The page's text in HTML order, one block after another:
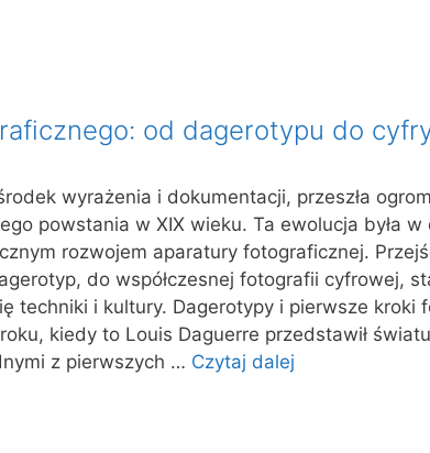
od dagerotypu do
wyrażenia i dokumentacji, przeszła
powstania w XIX wieku. Ta ewolucja była w
rozwojem aparatury fotograficznej.
do współczesnej fotografii cyfrowej,
techniki i kultury. Dagerotypy i pierwsze kroki
kiedy to Louis Daguerre przedstawił
z pierwszych … Czytaj dalej